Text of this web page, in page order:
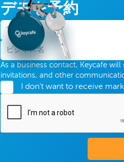
デモを予約
As a business contact, Keycafe
invitations, and other
I don't want to receive